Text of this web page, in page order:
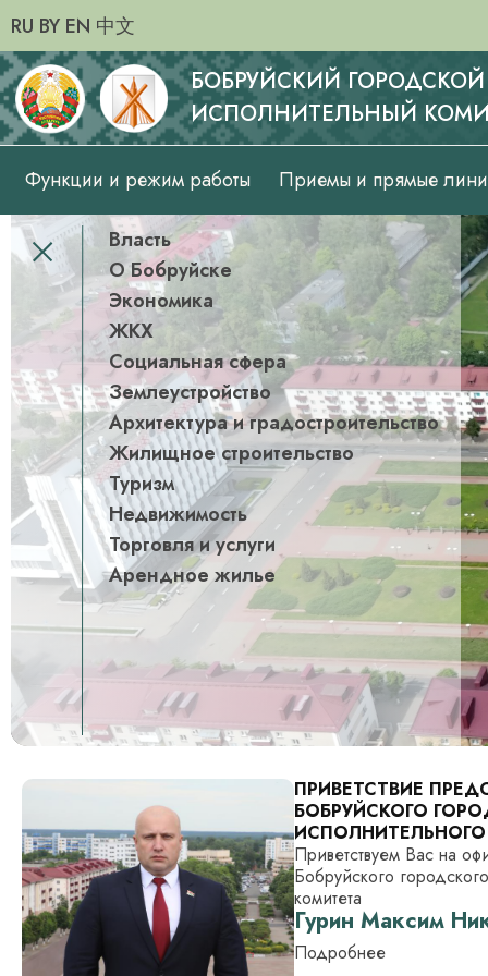
RU BY EN 中文
БОБРУЙСКИЙ ГОРОДСКОЙ
ИСПОЛНИТЕЛЬНЫЙ
Основная
навигация
Функции и режим работы Приемы и прямые
Банер
меню
Власть
О Бобруйске
Экономика
ЖКХ
Социальная сфера
Землеустройство
Архитектура и градостроительство
Жилищное строительство
Туризм
Недвижимость
Торговля и услуги
Арендное жилье
ПРИВЕТСТВИЕ
БОБРУЙСКОГО
Приветствуем Вас на
Бобруйского
комитета
Гурин Максим
Подробнее